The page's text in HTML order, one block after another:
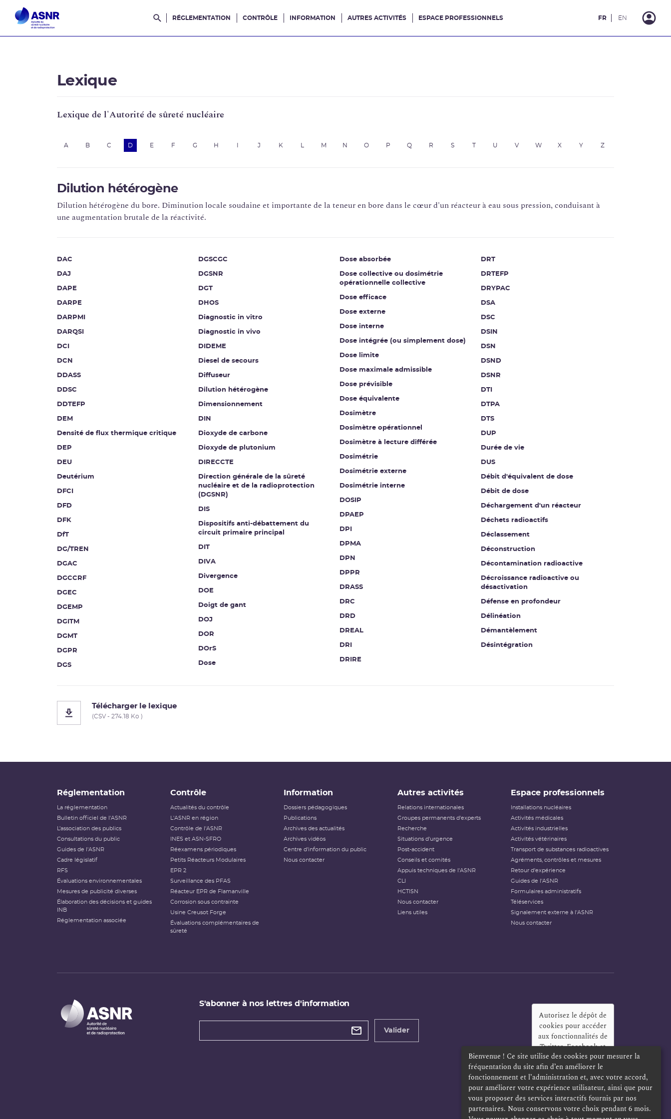
Rechercher dans le site
RÉGLEMENTATION CONTRÔLE INFORMATION AUTRES ACTIVITÉS ESPACE PROFESSIONNELS FR EN
Lexique
Lexique de l'Autorité de sûreté nucléaire
A B C D E F G H J K M N O P Q R S T U V W X Y Z
Dilution hétérogène
Dilution hétérogène du bore. Diminution locale soudaine et importante de la teneur en bore dans le cœur d'un réacteur à eau sous pression, conduisant à
une augmentation brutale de la réactivité.
DAC
DAJ
DAPE
DARPE
DARPMI
DARQSI
DCI
DCN
DDASS
DDSC
DDTEFP
DEM
Densité de flux thermique critique
DEP
DEU
Deutérium
DFCI
DFD
DFK
DfT
DG/TREN
DGAC
DGCCRF
DGEC
DGEMP
DGITM
DGMT
DGPR
DGS
DGSCGC
DGSNR
DGT
DHOS
Diagnostic in vitro
Diagnostic in vivo
DIDEME
Diesel de secours
Diffuseur
Dilution hétérogène
Dimensionnement
DIN
Dioxyde de carbone
Dioxyde de plutonium
DIRECCTE
Direction générale de la sûreté
nucléaire et de la radioprotection
(DGSNR)
DIS
Dispositifs anti-débattement du
circuit primaire principal
DIT
DIVA
Divergence
DOE
Doigt de gant
DOJ
DOR
DOrS
Dose
Dose absorbée
Dose collective ou dosimétrie
opérationnelle collective
Dose efficace
Dose externe
Dose interne
Dose intégrée (ou simplement dose)
Dose limite
Dose maximale admissible
Dose prévisible
Dose équivalente
Dosimètre
Dosimètre opérationnel
Dosimètre à lecture différée
Dosimétrie
Dosimétrie externe
Dosimétrie interne
DOSIP
DPAEP
DPI
DPMA
DPN
DPPR
DRASS
DRC
DRD
DREAL
DRI
DRIRE
DRT
DRTEFP
DRYPAC
DSA
DSC
DSIN
DSN
DSND
DSNR
DTI
DTPA
DTS
DUP
Durée de vie
DUS
Débit d'équivalent de dose
Débit de dose
Déchargement d'un réacteur
Déchets radioactifs
Déclassement
Déconstruction
Décontamination radioactive
Décroissance radioactive ou
désactivation
Défense en profondeur
Délinéation
Démantèlement
Désintégration
Télécharger le lexique
(CSV - 274.18 Ko )
Réglementation
La réglementation
Bulletin officiel de l'ASNR
L’association des publics
Consultations du public
Guides de l'ASNR
Cadre législatif
RFS
Évaluations environnementales
Mesures de publicité diverses
Élaboration des décisions et guides
INB
Réglementation associée
Contrôle
Actualités du contrôle
L'ASNR en région
Contrôle de l'ASNR
INES et ASN-SFRO
Réexamens périodiques
Petits Réacteurs Modulaires
EPR 2
Surveillance des PFAS
Réacteur EPR de Flamanville
Corrosion sous contrainte
Usine Creusot Forge
Évaluations complémentaires de
sûreté
Information
Dossiers pédagogiques
Publications
Archives des actualités
Archives vidéos
Centre d'information du public
Nous contacter
Autres activités
Relations internationales
Groupes permanents d'experts
Recherche
Situations d'urgence
Post-accident
Conseils et comités
Appuis techniques de l'ASNR
CLI
HCTISN
Nous contacter
Liens utiles
Espace professionnels
Installations nucléaires
Activités médicales
Activités industrielles
Activités vétérinaires
Transport de substances radioactives
Agréments, contrôles et mesures
Retour d'expérience
Guides de l'ASNR
Formulaires administratifs
Téléservices
Signalement externe à l'ASNR
Nous contacter
S'abonner à nos lettres d'information
Valider
Autorisez le dépôt de
cookies pour accéder
aux fonctionnalités de
Twitter, Facebook et
LinkedIn?
Oui
Toujours
Bienvenue ! Ce site utilise des cookies pour mesurer la
fréquentation du site afin d’en améliorer le
fonctionnement et l’administration et, avec votre accord,
pour améliorer votre expérience utilisateur, ainsi que pour
vous proposer des services interactifs fournis par nos
partenaires. Nous conservons votre choix pendant 6 mois.